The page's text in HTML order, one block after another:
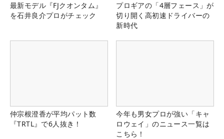
最新モデル『FJクオンタム』
を石井良介プロがチェック
プロギアの「4層フェース」が
切り開く高初速ドライバーの
新時代
仲宗根澄香が平均パット数
『TRTL』で6人抜き！
今年も男女プロが強い「キャ
ロウェイ」のニュース一覧は
こちら！